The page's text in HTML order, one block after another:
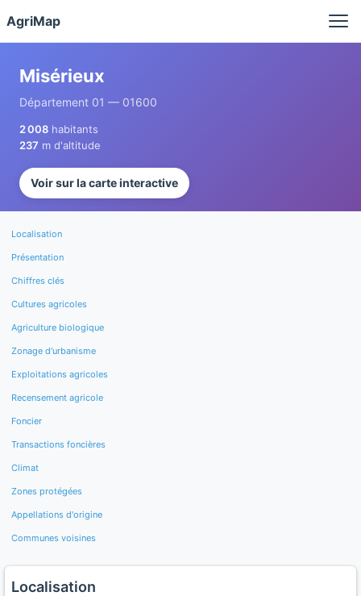
AgriMap
Misérieux
Département 01 — 01600
2 008 habitants
237 m d'altitude
Voir sur la carte interactive
Localisation
Présentation
Chiffres clés
Cultures agricoles
Agriculture biologique
Zonage d'urbanisme
Exploitations agricoles
Recensement agricole
Foncier
Transactions foncières
Climat
Zones protégées
Appellations d'origine
Communes voisines
Localisation